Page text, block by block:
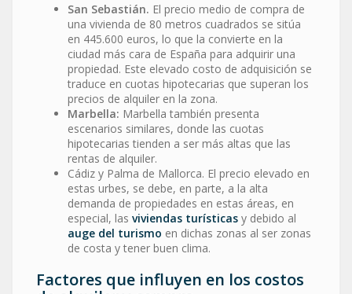
San Sebastián. El precio medio de compra de
una vivienda de 80 metros cuadrados se sitúa
en 445.600 euros, lo que la convierte en la
ciudad más cara de España para adquirir una
propiedad. Este elevado costo de adquisición se
traduce en cuotas hipotecarias que superan los
precios de alquiler en la zona.
Marbella: Marbella también presenta
escenarios similares, donde las cuotas
hipotecarias tienden a ser más altas que las
rentas de alquiler.
Cádiz y Palma de Mallorca. El precio elevado en
estas urbes, se debe, en parte, a la alta
demanda de propiedades en estas áreas, en
especial, las viviendas turísticas y debido al
auge del turismo en dichas zonas al ser zonas
de costa y tener buen clima.
Factores que influyen en los costos